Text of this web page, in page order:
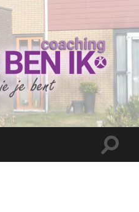
Coaching
Ik
ben
Toggle